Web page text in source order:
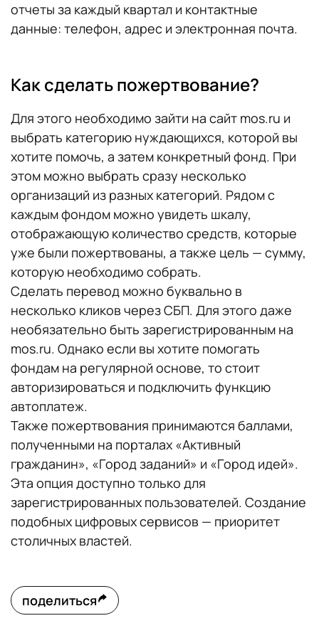
отчеты за каждый квартал и контактные
данные: телефон, адрес и электронная почта.
Как сделать пожертвование?
Для этого необходимо зайти на сайт mos.ru и
выбрать категорию нуждающихся, которой вы
хотите помочь, а затем конкретный фонд. При
этом можно выбрать сразу несколько
организаций из разных категорий. Рядом с
каждым фондом можно увидеть шкалу,
отображающую количество средств, которые
уже были пожертвованы, а также цель — сумму,
которую необходимо собрать.
Сделать перевод можно буквально в
несколько кликов через СБП. Для этого даже
необязательно быть зарегистрированным на
mos.ru. Однако если вы хотите помогать
фондам на регулярной основе, то стоит
авторизироваться и подключить функцию
автоплатеж.
Также пожертвования принимаются баллами,
полученными на порталах «Активный
гражданин», «Город заданий» и «Город идей».
Эта опция доступно только для
зарегистрированных пользователей. Создание
подобных цифровых сервисов — приоритет
столичных властей.
поделиться